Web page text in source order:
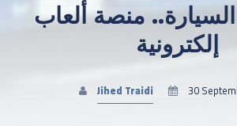
Search in the
منصة ألعاب
إلكترونية
Jihed Traidi 30